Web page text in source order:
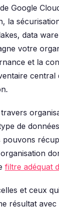
Google
la
data
votre
et la
central
de
filtre adéquat
et ceux
résultat avec